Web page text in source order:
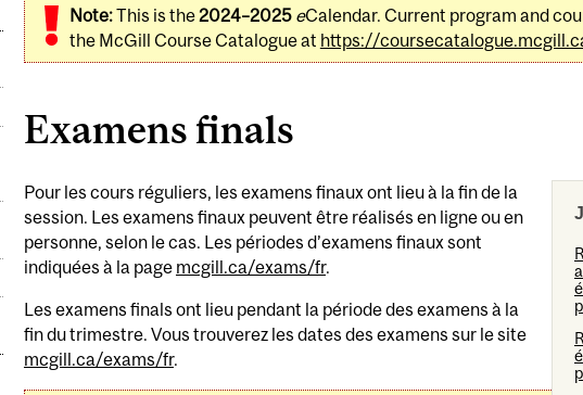
Note:This is the2024–2025 eCalendar. Current program and
the McGill Course Catalogue at https://
Examens finals
Pour les cours réguliers, les examens finaux ont lieu à la fin de la
session. Les examens finaux peuvent être réalisés en ligne ou en
personne, selon le cas. Les périodes d’examens finaux sont
indiquées à la page mcgill.ca/exams/fr.
Les examens finals ont lieu pendant la période des examens à la
fin du trimestre. Vous trouverez les dates des examens sur le site
mcgill.ca/exams/fr.